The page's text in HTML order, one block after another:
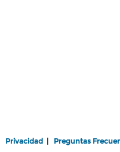
Privacidad Preguntas